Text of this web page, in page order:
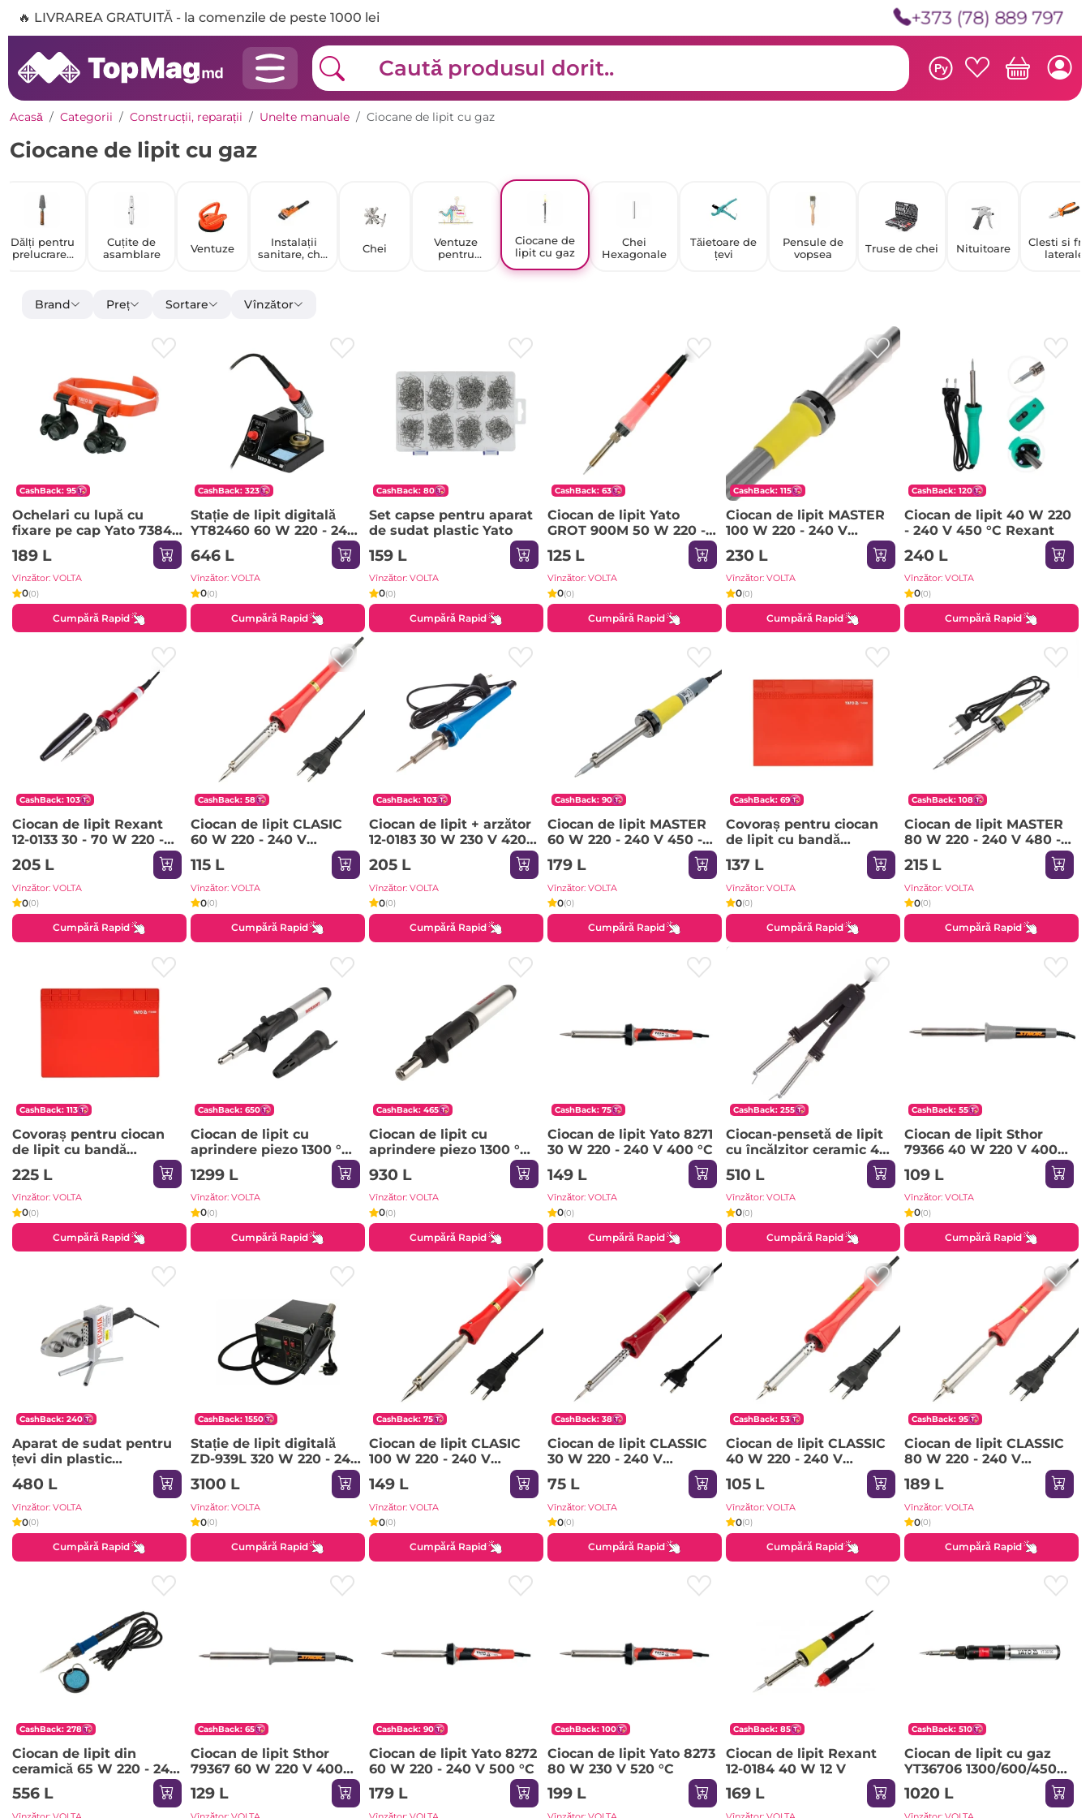
🔥 LIVRAREA GRATUITĂ - la comenzile de peste 1000 lei +373 (78) 889 797
Ру
Acasă Categorii Construcții, reparații Unelte manuale Ciocane de lipit cu gaz
Ciocane de lipit cu gaz
Dălți pentru
prelucrarea
Cuțite de
asamblare
Ventuze
Instalații
sanitare, chei
Chei
Ventuze
pentru
Ciocane de
lipit cu gaz
Chei
Hexagonale
Tăietoare de
țevi
Pensule de
vopsea
Truse de chei Nituitoare
Clesti si
laterale
Brand Preț Sortare Vînzător
CashBack: 95
Ochelari cu lupă cu
fixare pe cap Yato 73840
4.5 V
189 L
Vînzător: VOLTA
0(0)
Cumpără Rapid
CashBack: 323
Stație de lipit digitală
YT82460 60 W 220 - 240
V 90 - 480 °С Yato
646 L
Vînzător: VOLTA
0(0)
Cumpără Rapid
CashBack: 80
Set capse pentru aparat
de sudat plastic Yato
159 L
Vînzător: VOLTA
0(0)
Cumpără Rapid
CashBack: 63
Ciocan de lipit Yato
GROT 900M 50 W 220 -
240 V 200 - 450 °С
125 L
Vînzător: VOLTA
0(0)
Cumpără Rapid
CashBack: 115
Ciocan de lipit MASTER
100 W 220 - 240 V
Rexant
230 L
Vînzător: VOLTA
0(0)
Cumpără Rapid
CashBack: 120
Ciocan de lipit 40 W 220
- 240 V 450 °С Rexant
240 L
Vînzător: VOLTA
0(0)
Cumpără Rapid
CashBack: 103
Ciocan de lipit Rexant
12-0133 30 - 70 W 220 -
240 V
205 L
Vînzător: VOLTA
0(0)
Cumpără Rapid
CashBack: 58
Ciocan de lipit CLASIC
60 W 220 - 240 V
PROconnect
115 L
Vînzător: VOLTA
0(0)
Cumpără Rapid
CashBack: 103
Ciocan de lipit + arzător
12-0183 30 W 230 V 420
°С Rexant
205 L
Vînzător: VOLTA
0(0)
Cumpără Rapid
CashBack: 90
Ciocan de lipit MASTER
60 W 220 - 240 V 450 -
500 °С Rexant
179 L
Vînzător: VOLTA
0(0)
Cumpără Rapid
CashBack: 69
Covoraș pentru ciocan
de lipit cu bandă
magnetică Yato YT82468
500 °С
137 L
Vînzător: VOLTA
0(0)
Cumpără Rapid
CashBack: 108
Ciocan de lipit MASTER
80 W 220 - 240 V 480 -
520 °C Rexant
215 L
Vînzător: VOLTA
0(0)
Cumpără Rapid
CashBack: 113
Covoraș pentru ciocan
de lipit cu bandă
magnetică Yato YT82469
500 °С
225 L
Vînzător: VOLTA
0(0)
Cumpără Rapid
CashBack: 650
Ciocan de lipit cu
aprindere piezo 1300 °С
1299 L
Vînzător: VOLTA
0(0)
Cumpără Rapid
CashBack: 465
Ciocan de lipit cu
aprindere piezo 1300 °С
930 L
Vînzător: VOLTA
0(0)
Cumpără Rapid
CashBack: 75
Ciocan de lipit Yato 8271
30 W 220 - 240 V 400 °С
149 L
Vînzător: VOLTA
0(0)
Cumpără Rapid
CashBack: 255
Ciocan-pensetă de lipit
cu încălzitor ceramic 48
W 220 - 240 V 450 - 500
°С Rexant
510 L
Vînzător: VOLTA
0(0)
Cumpără Rapid
CashBack: 55
Ciocan de lipit Sthor
79366 40 W 220 V 400
109 L
Vînzător: VOLTA
0(0)
Cumpără Rapid
CashBack: 240
Aparat de sudat pentru
țevi din plastic
АСПТ-1000A 1000 W 220
- 240 V 50 - 300 °C
RESANTA
480 L
Vînzător: VOLTA
0(0)
Cumpără Rapid
CashBack: 1550
Stație de lipit digitală
ZD-939L 320 W 220 - 240
V 160 - 480 °С Rexant
3100 L
Vînzător: VOLTA
0(0)
Cumpără Rapid
CashBack: 75
Ciocan de lipit CLASIC
100 W 220 - 240 V
PROconnect
149 L
Vînzător: VOLTA
0(0)
Cumpără Rapid
CashBack: 38
Ciocan de lipit CLASSIC
30 W 220 - 240 V
PROconnect
75 L
Vînzător: VOLTA
0(0)
Cumpără Rapid
CashBack: 53
Ciocan de lipit CLASSIC
40 W 220 - 240 V
PROconnect
105 L
Vînzător: VOLTA
0(0)
Cumpără Rapid
CashBack: 95
Ciocan de lipit CLASSIC
80 W 220 - 240 V
PROconnect
189 L
Vînzător: VOLTA
0(0)
Cumpără Rapid
CashBack: 278
Ciocan de lipit din
ceramică 65 W 220 - 240
V 200 - 500 °С Rexant
556 L
CashBack: 65
Ciocan de lipit Sthor
79367 60 W 220 V 400
°С
129 L
CashBack: 90
Ciocan de lipit Yato 8272
60 W 220 - 240 V 500 °С
179 L
CashBack: 100
Ciocan de lipit Yato 8273
80 W 230 V 520 °С
199 L
CashBack: 85
Ciocan de lipit Rexant
12-0184 40 W 12 V
169 L
CashBack: 510
Ciocan de lipit cu gaz
YT36706 1300/600/450
°С Yato
1020 L